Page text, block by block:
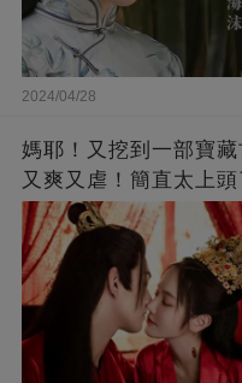
2024/04/28
媽耶！又挖到一部寶
又爽又虐！簡直太上頭